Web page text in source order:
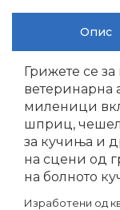
Опис
Грижете се
ветеринарна
миленици
шприц, чешел,
за кучиња и
на сцени од
на болното
Изработени од